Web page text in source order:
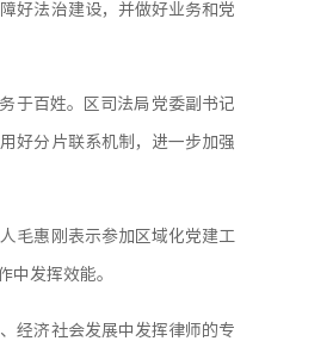
好法治建设，并做好业务和党
于百姓。区司法局党委副书记
好分片联系机制，进一步加强
毛惠刚表示参加区域化党建工
发挥效能。
经济社会发展中发挥律师的专